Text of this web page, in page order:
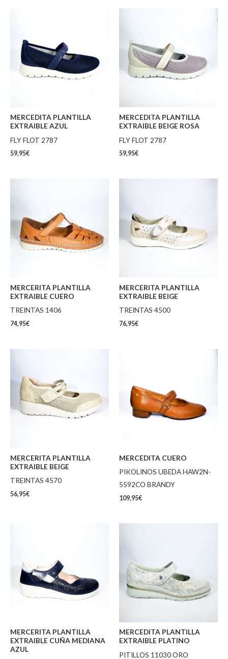
MERCEDITA PLANTILLA
EXTRAIBLE AZUL
FLY FLOT 2787
59,95€
MERCEDITA PLANTILLA
EXTRAIBLE BEIGE ROSA
FLY FLOT 2787
59,95€
MERCERITA PLANTILLA
EXTRAIBLE CUERO
TREINTAS 1406
74,95€
MERCERITA PLANTILLA
EXTRAIBLE BEIGE
TREINTAS 4500
76,95€
MERCERITA PLANTILLA
EXTRAIBLE BEIGE
TREINTAS 4570
56,95€
MERCEDITA CUERO
PIKOLINOS UBEDA HAW2N-
5592CO BRANDY
109,95€
MERCERITA PLANTILLA
EXTRAIBLE CUÑA MEDIANA
AZUL
MERCEDITA PLANTILLA
EXTRAIBLE PLATINO
PITILLOS 11030 ORO